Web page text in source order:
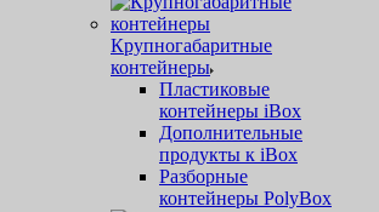
Крупногабаритные
контейнеры
Пластиковые
контейнеры iBox
Дополнительные
продукты к iBox
Разборные
контейнеры PolyBox